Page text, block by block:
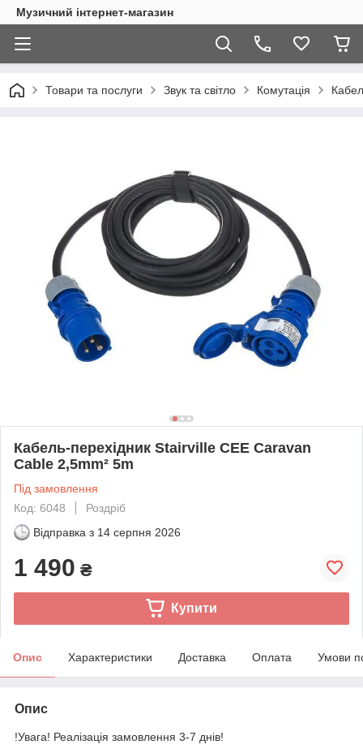
Музичний інтернет-магазин
Товари та послуги Звук та світло Комутація
Кабель-перехідник Stairville CEE Caravan
Cable 2,5mm² 5m
Під замовлення
Код: 6048
Роздріб
Відправка з 14 серпня 2026
1 490 ₴
Купити
Опис Характеристики Доставка Оплата Умови
Опис
!Увага! Реалізація замовлення 3-7 днів!